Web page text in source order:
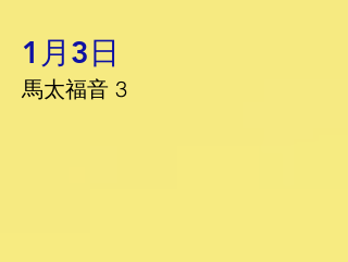
1月3日
馬太福音 3